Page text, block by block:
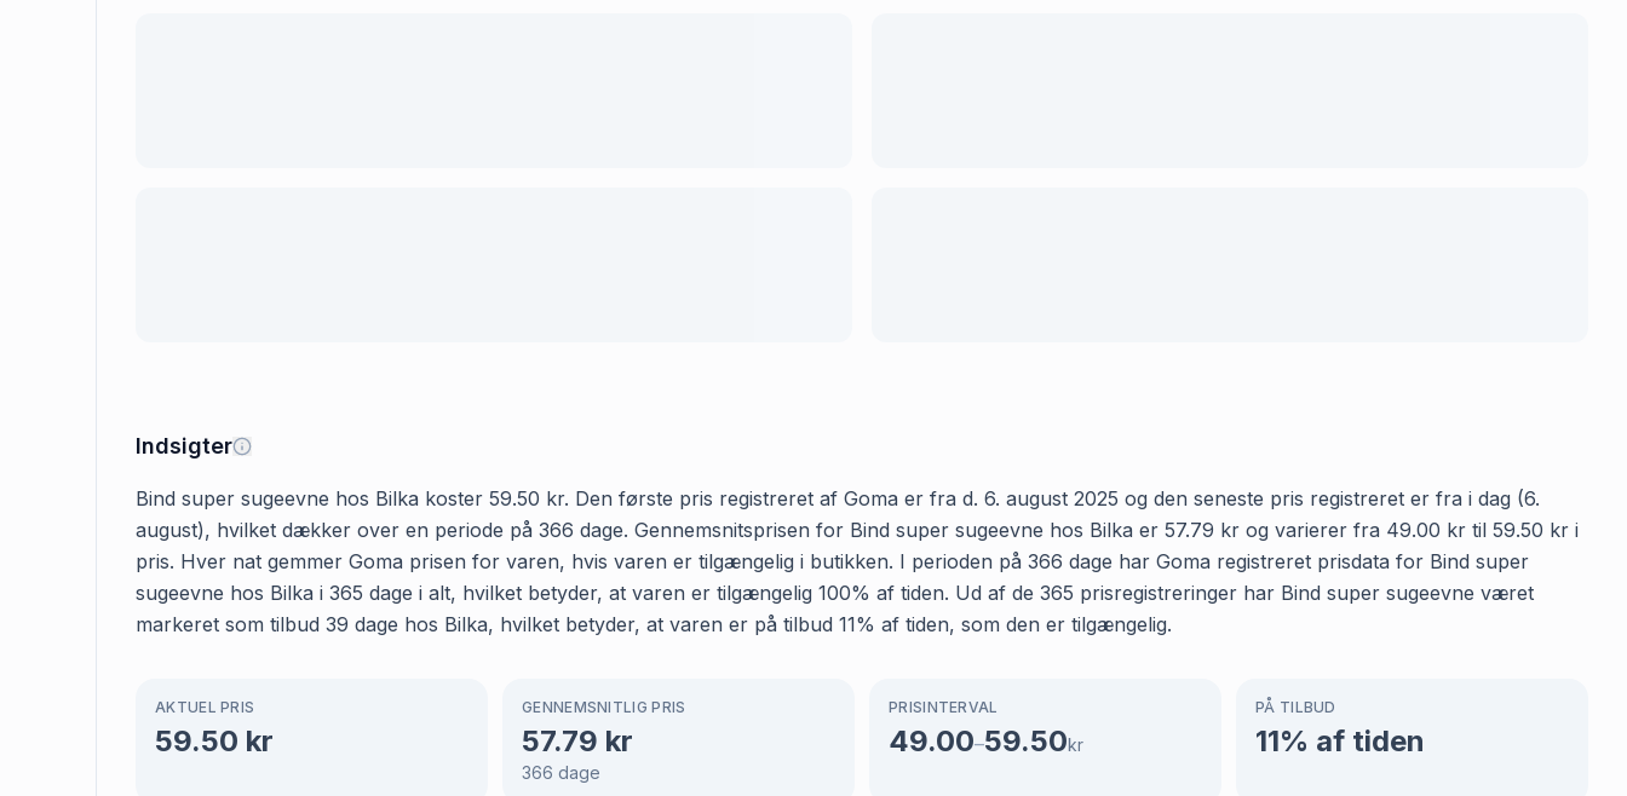
Indsigter
Bind super sugeevne hos Bilka koster 59.50 kr. Den første pris registreret af Goma er fra d. 6. august 2025 og den seneste pris registreret er fra i dag (6.
august), hvilket dækker over en periode på 366 dage. Gennemsnitsprisen for Bind super sugeevne hos Bilka er 57.79 kr og varierer fra 49.00 kr til 59.50 kr i
pris. Hver nat gemmer Goma prisen for varen, hvis varen er tilgængelig i butikken. I perioden på 366 dage har Goma registreret prisdata for Bind super
sugeevne hos Bilka i 365 dage i alt, hvilket betyder, at varen er tilgængelig 100% af tiden. Ud af de 365 prisregistreringer har Bind super sugeevne været
markeret som tilbud 39 dage hos Bilka, hvilket betyder, at varen er på tilbud 11% af tiden, som den er tilgængelig.
AKTUEL PRIS
59.50 kr
GENNEMSNITLIG PRIS
57.79 kr
366 dage
PRISINTERVAL
49.00–59.50kr
PÅ TILBUD
11% af tiden